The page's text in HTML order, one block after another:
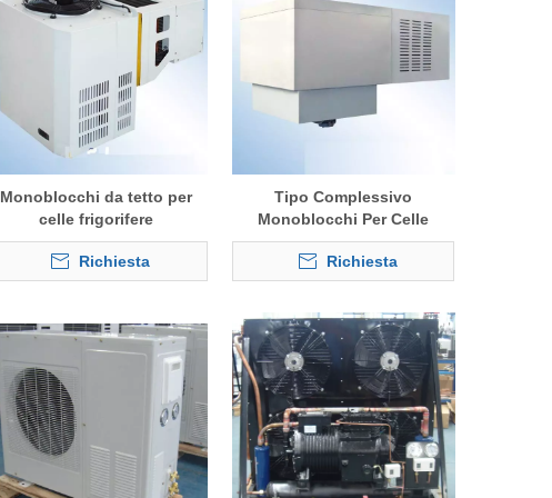
Monoblocchi da tetto per
celle frigorifere
Richiesta
Tipo Complessivo
Monoblocchi Per Celle
Frigorifere
Richiesta